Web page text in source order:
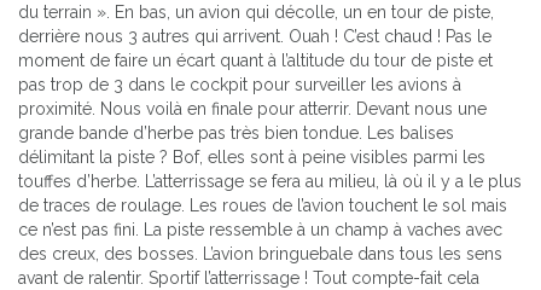
du terrain ». En bas, un avion qui décolle, un en tour de piste,
derrière nous 3 autres qui arrivent. Ouah ! C’est chaud ! Pas le
moment de faire un écart quant à l’altitude du tour de piste et
pas trop de 3 dans le cockpit pour surveiller les avions à
proximité. Nous voilà en finale pour atterrir. Devant nous une
grande bande d’herbe pas très bien tondue. Les balises
délimitant la piste ? Bof, elles sont à peine visibles parmi les
touffes d’herbe. L’atterrissage se fera au milieu, là où il y a le plus
de traces de roulage. Les roues de l’avion touchent le sol mais
ce n’est pas fini. La piste ressemble à un champ à vaches avec
des creux, des bosses. L’avion bringuebale dans tous les sens
avant de ralentir. Sportif l’atterrissage ! Tout compte-fait cela